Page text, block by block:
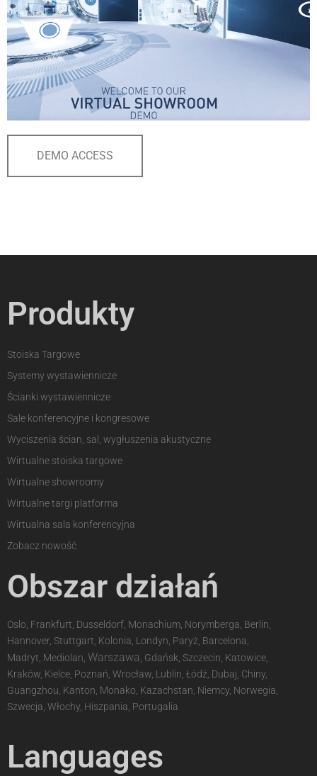
DEMO ACCESS
Produkty
Stoiska Targowe
Systemy wystawiennicze
Ścianki wystawiennicze
Sale konferencyjne i kongresowe
Wyciszenia ścian, sal, wygłuszenia akustyczne
Wirtualne stoiska targowe
Wirtualne showroomy
Wirtualne targi platforma
Wirtualna sala konferencyjna
Zobacz nowość
Obszar działań
Oslo, Frankfurt, Dusseldorf, Monachium, Norymberga, Berlin,
Hannover, Stuttgart, Kolonia, Londyn, Paryż, Barcelona,
Madryt, Mediolan, Warszawa , Gdańsk, Szczecin, Katowice,
Kraków, Kielce, Poznań, Wrocław, Lublin, Łódź, Dubaj, Chiny,
Guangzhou, Kanton, Monako, Kazachstan, Niemcy, Norwegia,
Szwecja, Włochy, Hiszpania, Portugalia
Languages